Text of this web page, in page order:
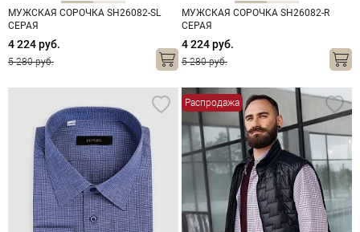
МУЖСКАЯ СОРОЧКА SH26082-SL
СЕРАЯ
4 224 руб.
5 280 руб.
МУЖСКАЯ СОРОЧКА SH26082-R
СЕРАЯ
4 224 руб.
5 280 руб.
Распродажа